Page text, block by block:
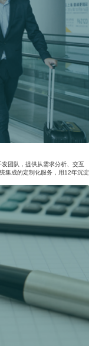
团队，提供从需求分析、交互
集成的定制化服务，用12年沉淀